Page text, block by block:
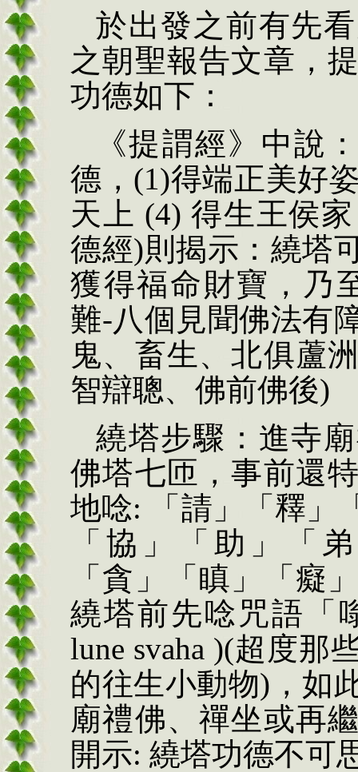
於出發之前有先
之朝聖報告文章，
功德如下：
《提謂經》 中說
德，(1)得端正美好
天上 (4) 得生王侯
德經)則揭示：繞塔
獲得福命財寶，乃
難-八個見聞佛法有
鬼、畜生、北俱蘆
智辯聰、佛前佛後)
繞塔步驟：進寺
佛塔七匝，事前還
地唸: 「請」「釋」
「協」「助」「
「貪」「瞋」「癡
繞塔前先唸咒語「
lune svaha )(超度那
的往生小動物)，如
廟禮佛、禪坐或再
開示: 繞塔功德不可